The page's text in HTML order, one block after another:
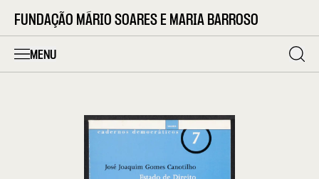
FUNDAÇÃO MÁRIO SOARES E MARIA BARROSO
MENU